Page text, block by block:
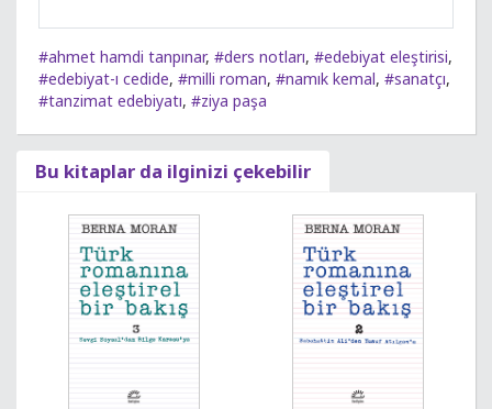
#ahmet hamdi tanpınar, #ders notları, #edebiyat eleştirisi,
#edebiyat-ı cedide, #milli roman, #namık kemal, #sanatçı,
#tanzimat edebiyatı, #ziya paşa
Bu kitaplar da ilginizi çekebilir